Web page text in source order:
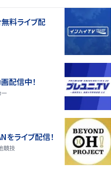
料ライブ配
配信中！
ー
をライブ配信！
競技